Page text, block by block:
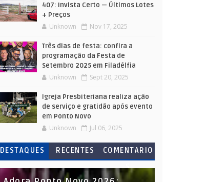
407: Invista Certo — Últimos Lotes
+ Preços
Unknown Nov 17, 2025
Três dias de festa: confira a
programação da Festa de
Setembro 2025 em Filadélfia
Unknown Sept 20, 2025
Igreja Presbiteriana realiza ação
de serviço e gratidão após evento
em Ponto Novo
Unknown Jul 06, 2025
DESTAQUES RECENTES
COMENTARIO
S